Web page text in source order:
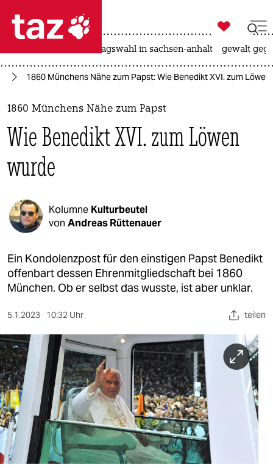
 taz zahl ich
taz zahl ich
themen
politik
öko
kultur
berlin
verlag
verlag
veranstaltungen
shop
fragen & hilfe

taz zahl ich
landtagswahl in sachsen-anhalt gewalt
1860 Münchens Nähe zum Papst: Wie Benedikt XVI. zum Löwen
1860 Münchens Nähe zum Papst
Wie Benedikt XVI. zum Löwen
wurde
Kolumne Kulturbeutel
von Andreas Rüttenauer
Ein Kondolenzpost für den einstigen Papst Benedikt
offenbart dessen Ehrenmitgliedschaft bei 1860
München. Ob er selbst das wusste, ist aber unklar.
5.1.2023 10:32 Uhr teilen